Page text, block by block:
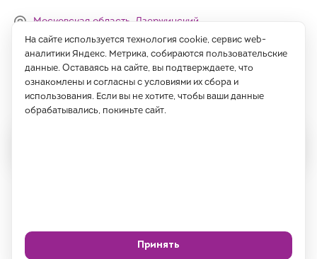
Московская область, Дзержинский,
Денисьевский проезд, 15 (офис)
Часы работы:
с 09:00 до 18:00, сб-вс - выходные
конфиденциальности
На сайте используется технология cookie, сервис web-
аналитики Яндекс. Метрика, собираются пользовательские
данные. Оставаясь на сайте, вы подтверждаете, что
ознакомлены и согласны с условиями их сбора и
использования. Если вы не хотите, чтобы ваши данные
обрабатывались, покиньте сайт.
Принять